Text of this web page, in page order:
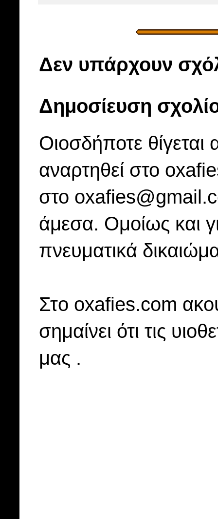
Δεν υπάρχουν
Δημοσίευση
Οιοσδήποτε
αναρτηθεί στο
στο
άμεσα. Ομοίως και
πνευματικά
Στo oxafies.com
σημαίνει ότι τις
μας .